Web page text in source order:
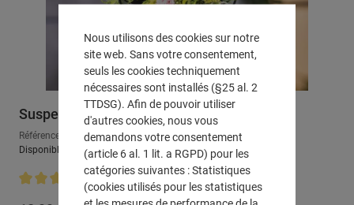
Suspension pour plantes "vrilles"
Référence : 771108
Disponible, délai de livraison : env. 2-3 jours ouvrables
Note moyenne de 4.5 sur 5 étoiles
Nous utilisons des cookies sur notre
site web. Sans votre consentement,
seuls les cookies techniquement
nécessaires sont installés (§25 al. 2
TTDSG). Afin de pouvoir utiliser
d'autres cookies, nous vous
demandons votre consentement
(article 6 al. 1 lit. a RGPD) pour les
catégories suivantes : Statistiques
(cookies utilisés pour les statistiques